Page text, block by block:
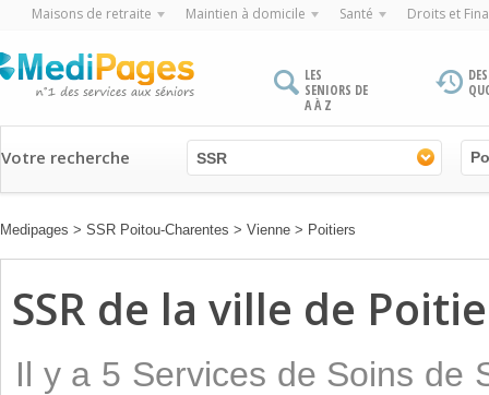
Maisons de retraite Maintien à domicile Santé Droits et
LES
SENIORS DE
A À Z
Votre recherche SSR
Medipages > SSR Poitou-Charentes > Vienne > Poitiers
SSR de la ville de
Il y a 5 Services de Soins de